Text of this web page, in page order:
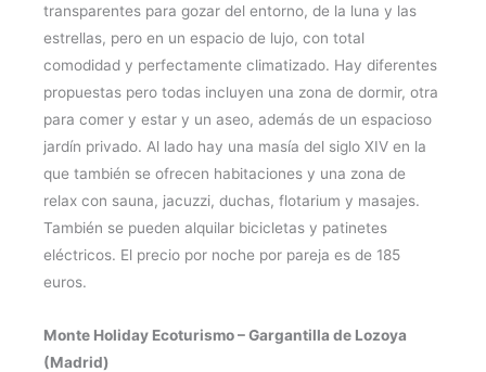
transparentes para gozar del entorno, de la luna y las
estrellas, pero en un espacio de lujo, con total
comodidad y perfectamente climatizado. Hay diferentes
propuestas pero todas incluyen una zona de dormir, otra
para comer y estar y un aseo, además de un espacioso
jardín privado. Al lado hay una masía del siglo XIV en la
que también se ofrecen habitaciones y una zona de
relax con sauna, jacuzzi, duchas, flotarium y masajes.
También se pueden alquilar bicicletas y patinetes
eléctricos. El precio por noche por pareja es de 185
euros.
Monte Holiday Ecoturismo – Gargantilla de Lozoya
(Madrid)